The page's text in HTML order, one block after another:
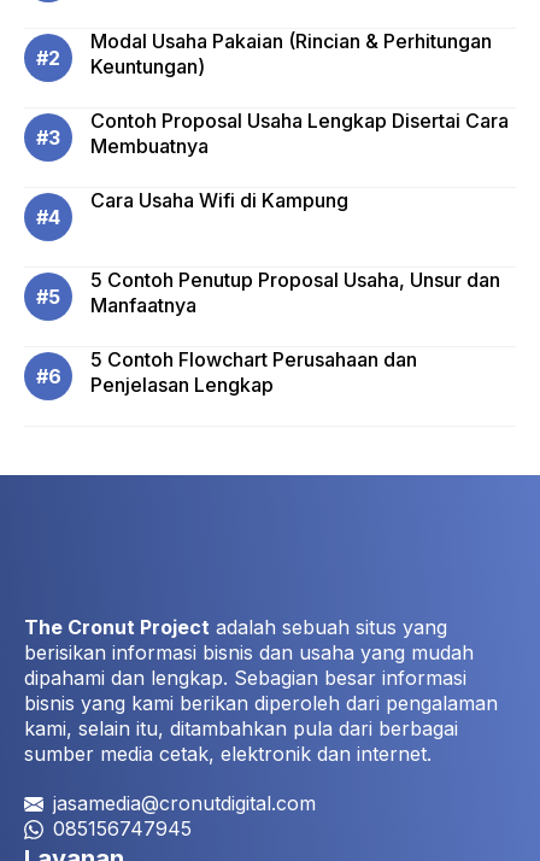
Modal Usaha Pakaian (Rincian & Perhitungan
Keuntungan)
Contoh Proposal Usaha Lengkap Disertai Cara
Membuatnya
Cara Usaha Wifi di Kampung
5 Contoh Penutup Proposal Usaha, Unsur dan
Manfaatnya
5 Contoh Flowchart Perusahaan dan
Penjelasan Lengkap
The Cronut Project adalah sebuah situs yang
berisikan informasi bisnis dan usaha yang mudah
dipahami dan lengkap. Sebagian besar informasi
bisnis yang kami berikan diperoleh dari pengalaman
kami, selain itu, ditambahkan pula dari berbagai
sumber media cetak, elektronik dan internet.
jasamedia@cronutdigital.com
085156747945